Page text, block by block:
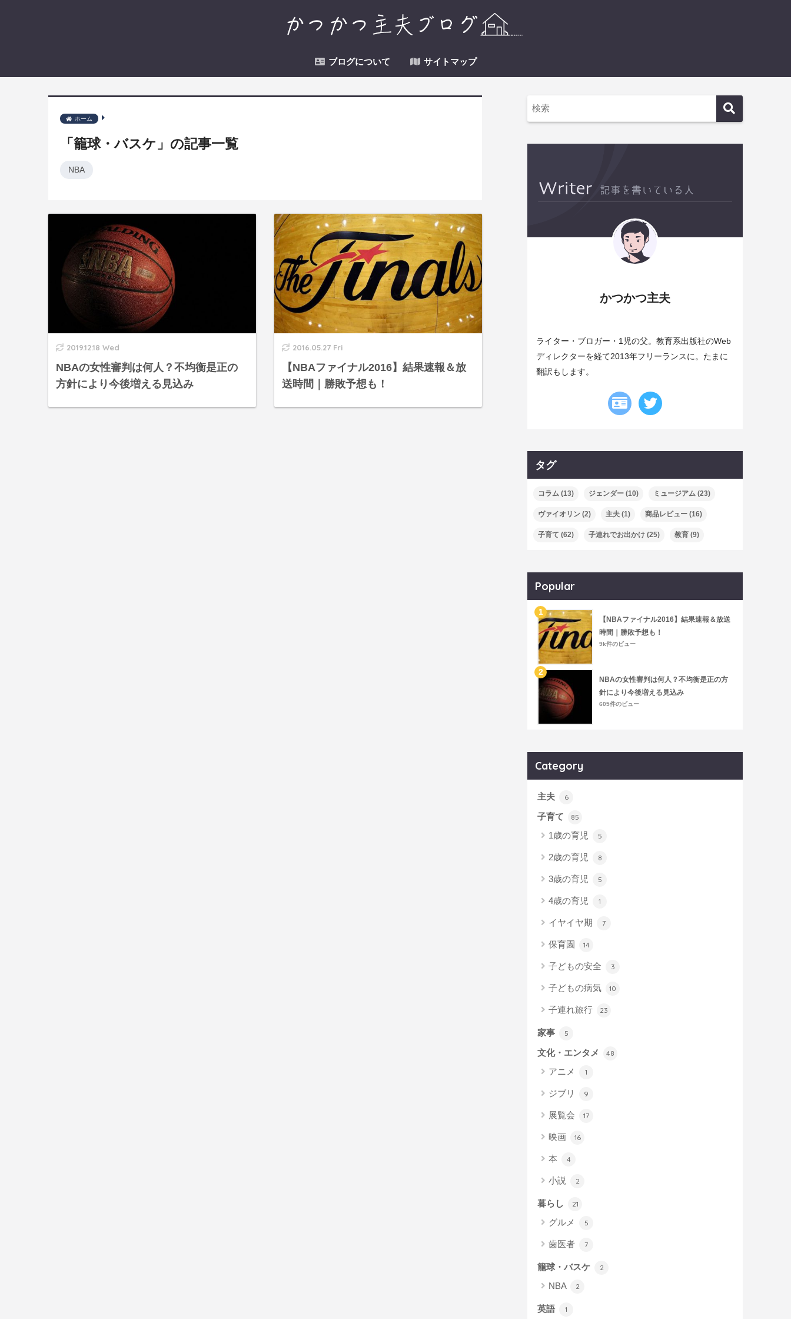
ブログについて サイトマップ
ホーム
「籠球・バスケ」の記事一覧
NBA
2019.12.18 Wed
NBAの女性審判は何人？不均衡是正の
方針により今後増える見込み
2016.05.27 Fri
【NBAファイナル2016】結果速報＆放
送時間｜勝敗予想も！
かつかつ主夫
ライター・ブロガー・1児の父。教育系出版社のWeb
ディレクターを経て2013年フリーランスに。たまに
翻訳もします。
タグ
コラム (13) ジェンダー (10) ミュージアム (23)
ヴァイオリン (2) 主夫 (1) 商品レビュー (16)
子育て (62) 子連れでお出かけ (25) 教育 (9)
Popular
【NBAファイナル2016】結果速報＆放送
時間｜勝敗予想も！
9k件のビュー
NBAの女性審判は何人？不均衡是正の方
針により今後増える見込み
605件のビュー
Category
主夫 6
子育て 85
1歳の育児 5
2歳の育児 8
3歳の育児 5
4歳の育児 1
イヤイヤ期 7
保育園 14
子どもの安全 3
子どもの病気 10
子連れ旅行 23
家事 5
文化・エンタメ 48
アニメ 1
ジブリ 9
展覧会 17
映画 16
本 4
小説 2
暮らし 21
グルメ 5
歯医者 7
籠球・バスケ 2
NBA 2
英語 1